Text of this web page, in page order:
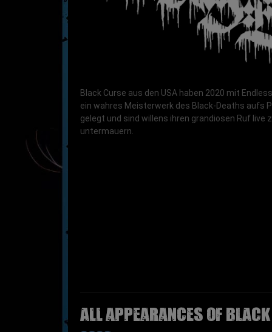
Black Curse aus den USA haben 2020 mit
ein wahres Meisterwerk des Black-Deaths aufs
gelegt und sind willens ihren grandiosen Ruf live
untermauern.
All appearances of